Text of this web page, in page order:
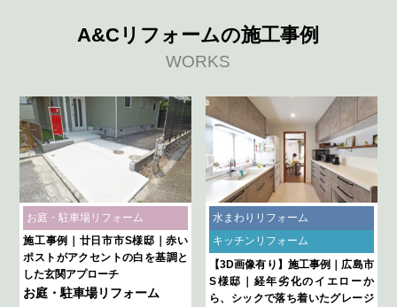
A&Cリフォームの施工事例
WORKS
お庭・駐車場リフォーム
施工事例｜廿日市市S様邸｜赤い
ポストがアクセントの白を基調と
した玄関アプローチ
お庭・駐車場リフォーム
水まわりリフォーム
キッチンリフォーム
【3D画像有り】施工事例｜広島市
S様邸｜経年劣化のイエローか
ら、シックで落ち着いたグレージ